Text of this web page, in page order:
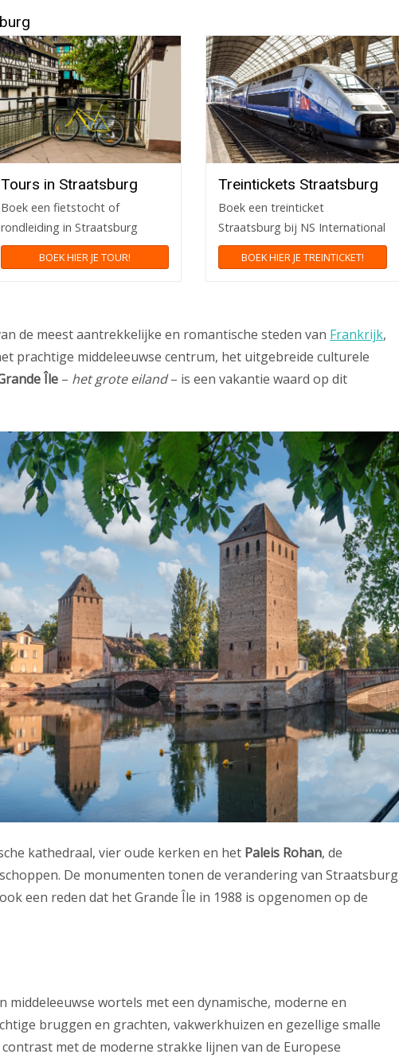
Tours in Straatsburg
Boek een fietstocht of
rondleiding in Straatsburg
BOEK HIER JE TOUR!
Treintickets Straatsburg
Boek een treinticket
Straatsburg bij NS International
BOEK HIER JE TREINTICKET!
de meest aantrekkelijke en romantische steden van Frankrijk,
prachtige middeleeuwse centrum, het uitgebreide culturele
Île – het grote eiland– is een vakantie waard op dit
kathedraal, vier oude kerken en het Paleis Rohan, de
De monumenten tonen de verandering van Straatsburg
een reden dat het Grande Île in 1988 is opgenomen op de
middeleeuwse wortels met een dynamische, moderne en
bruggen en grachten, vakwerkhuizen en gezellige smalle
met de moderne strakke lijnen van de Europese